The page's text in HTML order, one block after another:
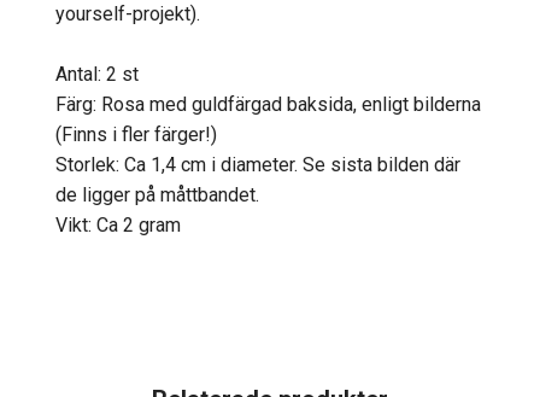
yourself-projekt).
Antal: 2 st
Färg: Rosa med guldfärgad baksida, enligt bilderna
(Finns i fler färger!)
Storlek: Ca 1,4 cm i diameter. Se sista bilden där
de ligger på måttbandet.
Vikt: Ca 2 gram